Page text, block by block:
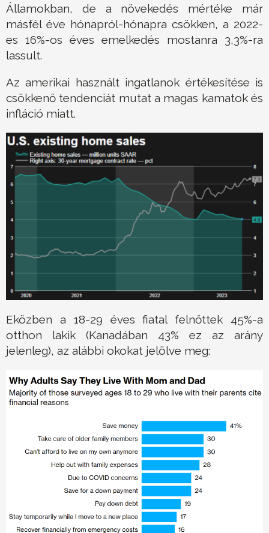
Államokban, de a növekedés mértéke már
másfél éve hónapról-hónapra csökken, a 2022-
es 16%-os éves emelkedés mostanra 3,3%-ra
lassult.
Az amerikai használt ingatlanok értékesítése is
csökkenő tendenciát mutat a magas kamatok és
infláció miatt.
Eközben a 18-29 éves fiatal felnőttek 45%-a
otthon lakik (Kanadában 43% ez az arány
jelenleg), az alábbi okokat jelölve meg: